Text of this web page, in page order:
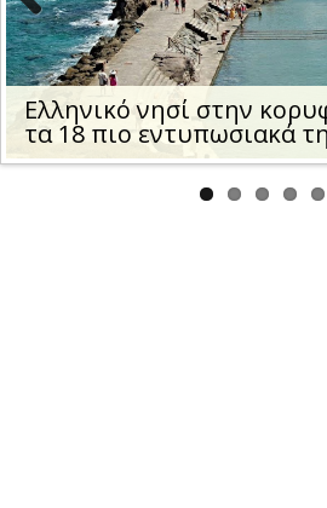
Ελληνικό νησί στην
τα 18 πιο εντυπωσιακά
Previo
us